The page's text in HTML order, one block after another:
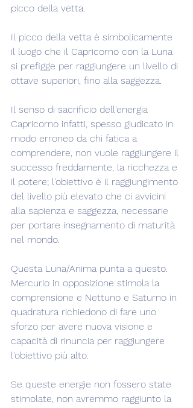
picco della vetta.
Il picco della vetta è simbolicamente
il luogo che il Capricorno con la Luna
si prefigge per raggiungere un livello di
ottave superiori, fino alla saggezza.
Il senso di sacrificio dell'energia
Capricorno infatti, spesso giudicato in
modo erroneo da chi fatica a
comprendere, non vuole raggiungere il
successo freddamente, la ricchezza e
il potere; l'obiettivo è il raggiungimento
del livello più elevato che ci avvicini
alla sapienza e saggezza, necessarie
per portare insegnamento di maturità
nel mondo.
Questa Luna/Anima punta a questo.
Mercurio in opposizione stimola la
comprensione e Nettuno e Saturno in
quadratura richiedono di fare uno
sforzo per avere nuova visione e
capacità di rinuncia per raggiungere
l'obiettivo più alto.
Se queste energie non fossero state
stimolate, non avremmo raggiunto la